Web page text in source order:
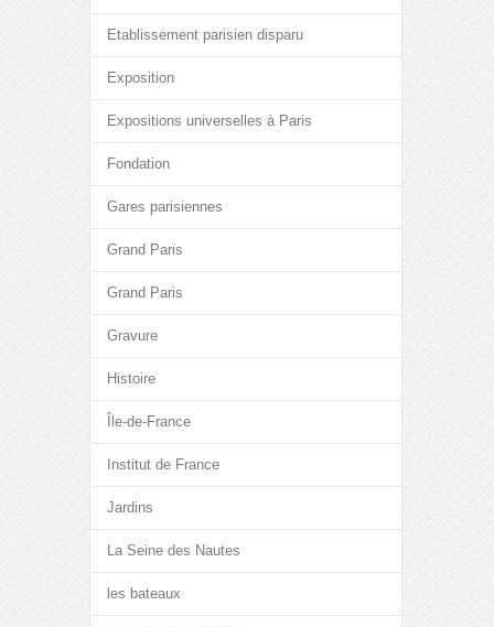
Etablissement parisien disparu
Exposition
Expositions universelles à Paris
Fondation
Gares parisiennes
Grand Paris
Grand Paris
Gravure
Histoire
Île-de-France
Institut de France
Jardins
La Seine des Nautes
les bateaux